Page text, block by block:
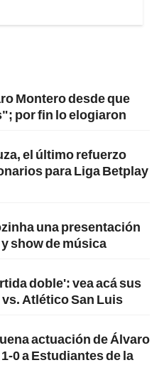
Montero desde que
por fin lo elogiaron
el último refuerzo
para Liga Betplay
una presentación
show de música
doble': vea acá sus
Atlético San Luis
actuación de Álvaro
0 a Estudiantes de la